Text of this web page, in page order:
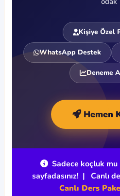
Kişiye Özel
WhatsApp Destek
Deneme
Hemen
Sadece koçluk
sayfadasınız! | Canlı
Canlı Ders